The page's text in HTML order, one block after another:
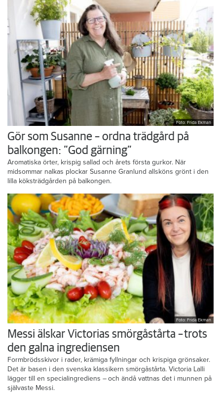
Foto: Frida Ekman
Gör som Susanne – ordna trädgård på
balkongen: ”God gärning”
Aromatiska örter, krispig sallad och årets första gurkor. När
midsommar nalkas plockar Susanne Granlund allsköns grönt i den
lilla köksträdgården på balkongen.
Foto: Frida Ekman
Messi älskar Victorias smörgåstårta – trots
den galna ingrediensen
Formbrödsskivor i rader, krämiga fyllningar och krispiga grönsaker.
Det är basen i den svenska klassikern smörgåstårta. Victoria Lalli
lägger till en specialingrediens – och ändå vattnas det i munnen på
självaste Messi.